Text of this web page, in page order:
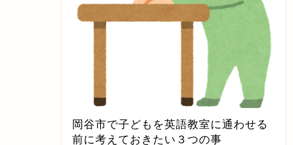
岡谷市で子どもを英語教室に通わせる
前に考えておきたい３つの事